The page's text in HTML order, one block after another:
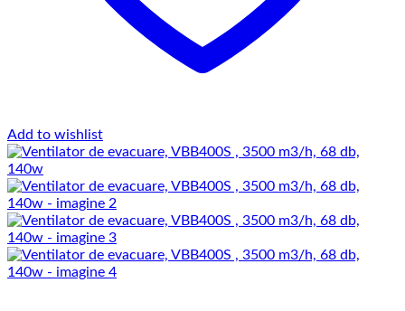
Add to wishlist